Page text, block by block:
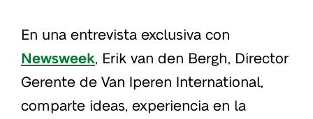
En una entrevista exclusiva con
Newsweek, Erik van den Bergh, Director
Gerente de Van Iperen International,
comparte ideas, experiencia en la